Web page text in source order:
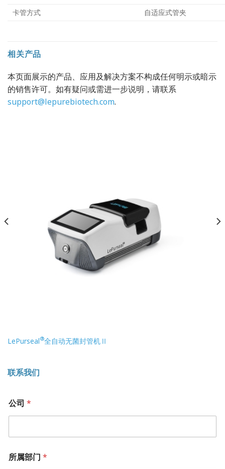
卡管方式
自适应式管夹
相关产品
本页面展示的产品、应用及解决方案不构成任何明示或暗示
的销售许可。如有疑问或需进一步说明，请联系
support@lepurebiotech.com.
LePurseal®全自动无菌封管机Ⅱ
联系我们
公司 *
所属部门 *